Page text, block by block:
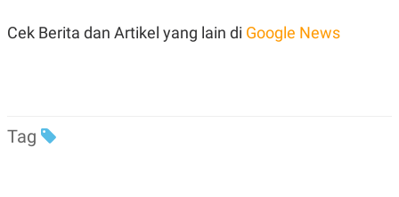
G
M
D
Cek Berita dan Artikel yang lain di Google News
Tag